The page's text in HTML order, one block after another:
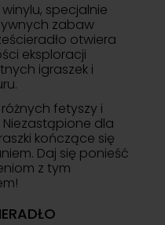
specjalnie
zabaw
otwiera
eksploracji
igraszek i
fetyszy i
Niezastąpione dla
kończące się
Daj się ponieść
z tym